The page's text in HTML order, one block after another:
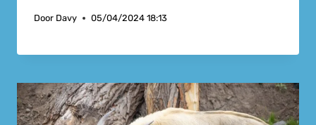
Door Davy 05/04/2024 18:13